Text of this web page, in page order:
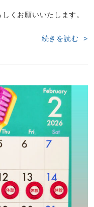
くお願いいたします。
続きを読む